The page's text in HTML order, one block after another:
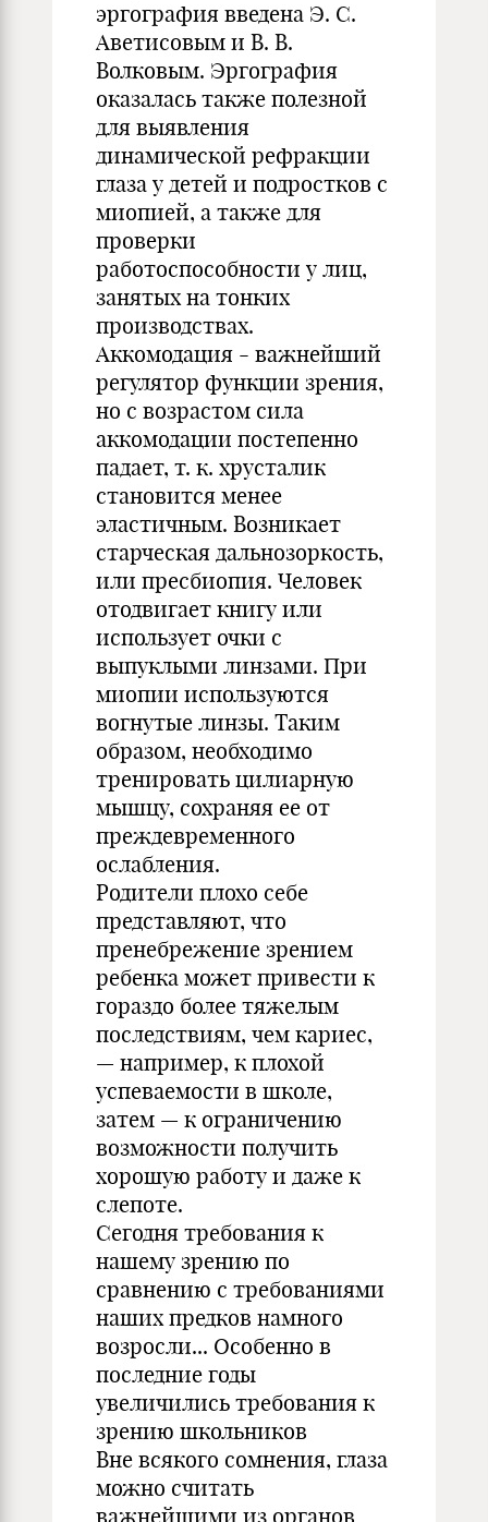
эргография введена Э. С.
Аветисовым и В. В.
Волковым. Эргография
оказалась также полезной
для выявления
динамической рефракции
глаза у детей и подростков с
миопией, а также для
проверки
работоспособности у лиц,
занятых на тонких
производствах.
Аккомодация - важнейший
регулятор функции зрения,
но с возрастом сила
аккомодации постепенно
падает, т. к. хрусталик
становится менее
эластичным. Возникает
старческая дальнозоркость,
или пресбиопия. Человек
отодвигает книгу или
использует очки с
выпуклыми линзами. При
миопии используются
вогнутые линзы. Таким
образом, необходимо
тренировать цилиарную
мышцу, сохраняя ее от
преждевременного
ослабления.
Родители плохо себе
представляют, что
пренебрежение зрением
ребенка может привести к
гораздо более тяжелым
последствиям, чем кариес,
— например, к плохой
успеваемости в школе,
затем — к ограничению
возможности получить
хорошую работу и даже к
слепоте.
Сегодня требования к
нашему зрению по
сравнению с требованиями
наших предков намного
возросли... Особенно в
последние годы
увеличились требования к
зрению школьников
Вне всякого сомнения, глаза
можно считать
важнейшими из органов